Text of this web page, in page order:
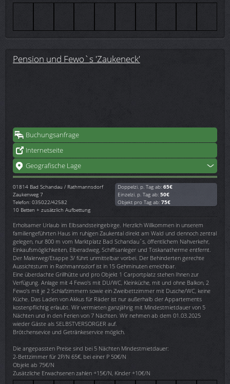
Pension und Fewo`s 'Zaukeneck'
Buchungsanfrage
Internetseite
Geografische Lage
01814 Bad Schandau / Rathmannsdorf
Zaukenweg 7
Telefon: 035022/42582
10 Betten + zusätzlich Aufbettung
Doppelzi. p. Tag ab: 65€
Einzelzi. p. Tag ab: 50€
Objekt pro Tag ab: 75€
Erholsamer Urlaub im Elbsandsteingebirge. Herzlich Willkommen in unserem
familiengeführten Haus im ruhigen Zaukental direkt am Wald und dennoch zentral
gelegen, nur 800 m vom Marktplatz Bad Schandau´s, öffentlichem Nahverkehr,
Einkaufsmöglichkeiten, Elberadweg, Schiffsanleger und Toskanatherme entfernt.
Der Malerweg/Etappe 3/ führt unmittelbar vorbei. Der Behinderten gerechte
Aussichtsturm in Rathmannsdorf ist in 15 Gehminuten erreichbar.
Eine überdachte Grillhütte und pro Objekt 1 Carportplatz stehen Ihnen zur
Verfügung. Anlage mit 4 Fewo's mit DU/WC, Kleinküche, mit und ohne Balkon, 2
Fewo's mit je 2 Schlafzimmern sowie ein Zweibettzimmer mit Dusche/WC, keine
Küche. Das Laden von Akkus für Räder ist nur außerhalb der Appartements
kostenpflichtig erlaubt. Wir vermieten ganzjährig mit Mindestmietdauer von 5
Nächten und in den Ferien von 7 Nächten. Wir nehmen ab dem 01.03.2025
wieder Gäste als SELBSTVERSORGER auf.
Brötchensevice und Getränkeservice möglich.
Die angepassten Preise sind bei 5 Nächten Mindestmietdauer:
2-Bettzimmer für 2P/N 65€, bei einer P 50€/N
Objekt ab 75€/N
Zusätzliche Erwachsenen zahlen +15€/N, Kinder +10€/N